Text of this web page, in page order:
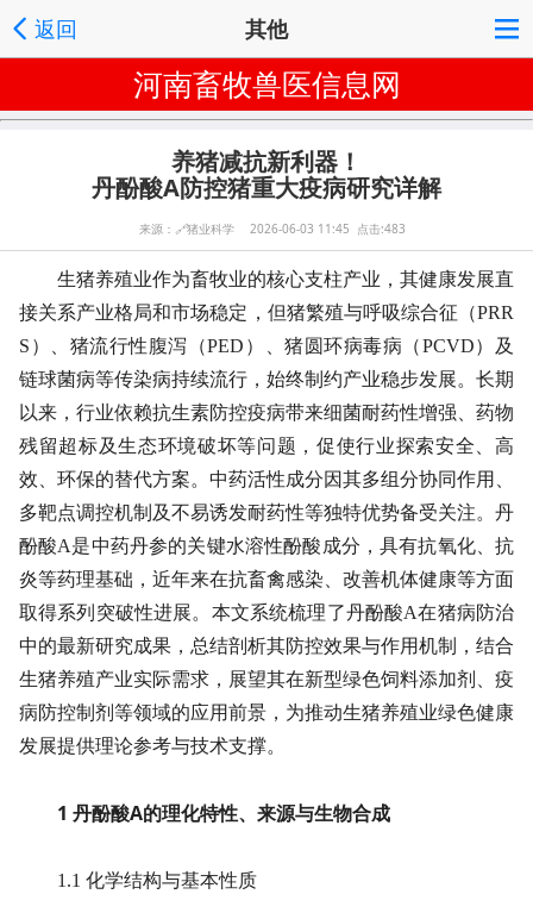
返回 其他
河南畜牧兽医信息网
养猪减抗新利器！
丹酚酸A防控猪重大疫病研究详解
来源： 🔗猪业科学 2026-06-03 11:45 点击:483
生猪养殖业作为畜牧业的核心支柱产业，其健康发展直
接关系产业格局和市场稳定，但猪繁殖与呼吸综合征（PRR
S）、猪流行性腹泻（PED）、猪圆环病毒病（PCVD）及
链球菌病等传染病持续流行，始终制约产业稳步发展。长期
以来，行业依赖抗生素防控疫病带来细菌耐药性增强、药物
残留超标及生态环境破坏等问题，促使行业探索安全、高
效、环保的替代方案。中药活性成分因其多组分协同作用、
多靶点调控机制及不易诱发耐药性等独特优势备受关注。丹
酚酸A是中药丹参的关键水溶性酚酸成分，具有抗氧化、抗
炎等药理基础，近年来在抗畜禽感染、改善机体健康等方面
取得系列突破性进展。本文系统梳理了丹酚酸A在猪病防治
中的最新研究成果，总结剖析其防控效果与作用机制，结合
生猪养殖产业实际需求，展望其在新型绿色饲料添加剂、疫
病防控制剂等领域的应用前景，为推动生猪养殖业绿色健康
发展提供理论参考与技术支撑。
1 丹酚酸A的理化特性、来源与生物合成
1.1 化学结构与基本性质